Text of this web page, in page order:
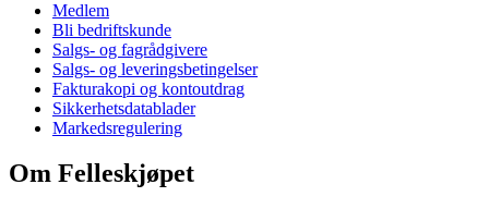
Medlem
Bli bedriftskunde
Salgs- og fagrådgivere
Salgs- og leveringsbetingelser
Fakturakopi og kontoutdrag
Sikkerhetsdatablader
Markedsregulering
Om Felleskjøpet